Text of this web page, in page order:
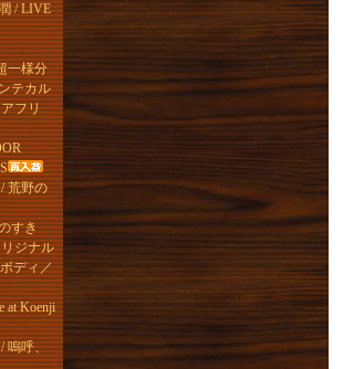
/ LIVE
一様分
テカル
フリ
荒野の
すき
ジナル
ディ／
at Koenji
嗚呼、